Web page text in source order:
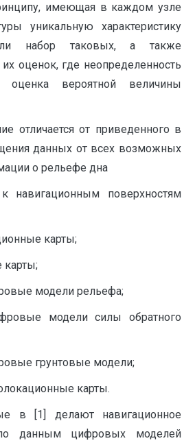
имеющая в каждом узле
уникальную характеристику
набор таковых, а также
оценок, где неопределенность
оценка вероятной величины
отличается от приведенного в
данных от всех возможных
о рельефе дна
навигационным поверхностям
карты;
карты;
модели рельефа;
модели силы обратного
грунтовые модели;
карты.
в [1] делают навигационное
по данным цифровых моделей